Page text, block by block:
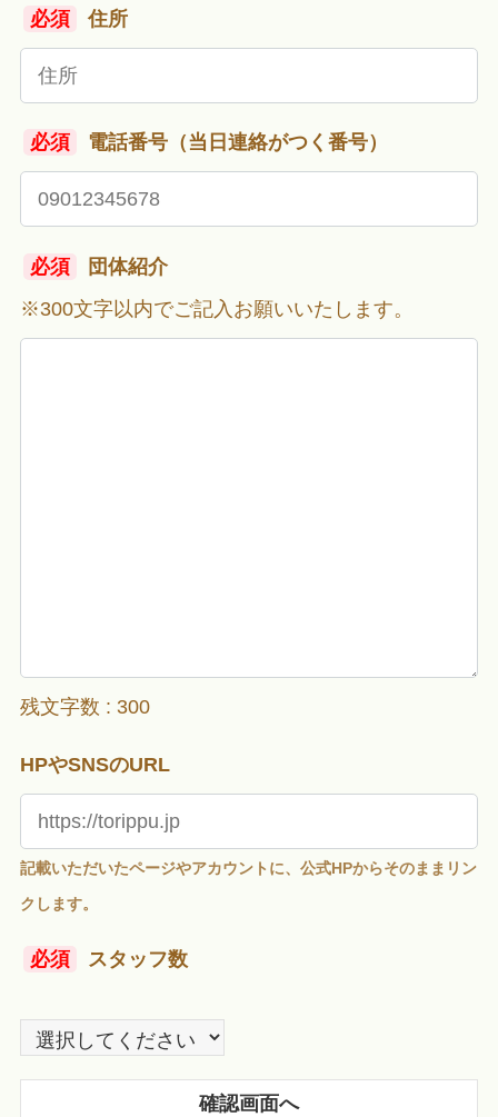
必須 住所
必須 電話番号（当日連絡がつく番号）
必須
団体紹介
※300文字以内でご記入お願いいたします。
残文字数 : 300
HPやSNSのURL
記載いただいたページやアカウントに、公式HPからそのままリン
クします。
必須 スタッフ数